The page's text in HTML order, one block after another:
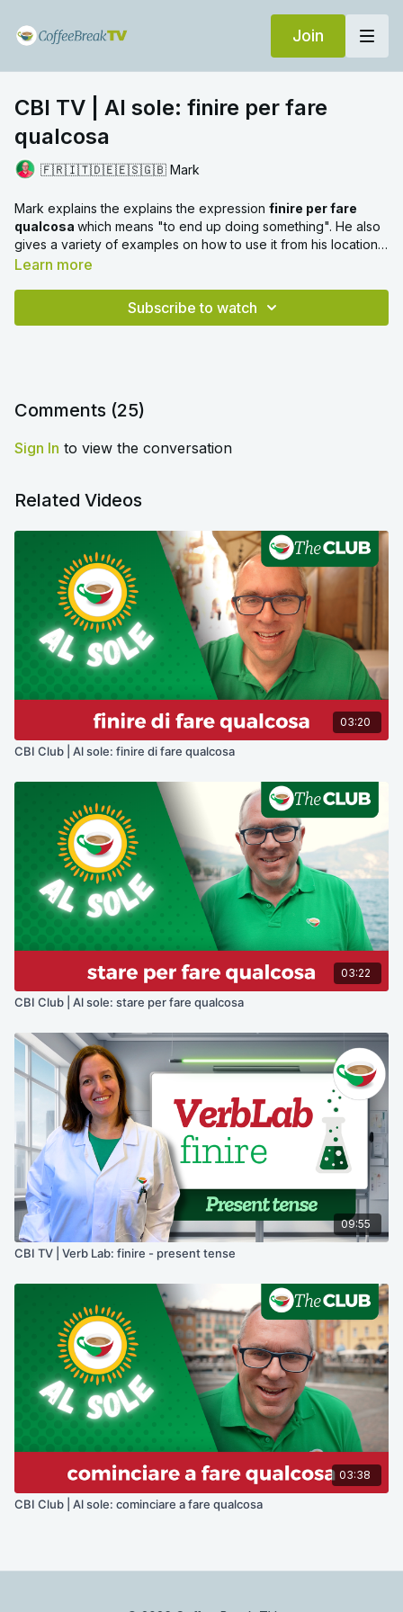
Join
CBI TV | Al sole: finire per fare
qualcosa
🇫🇷🇮🇹🇩🇪🇪🇸🇬🇧 Mark
Mark explains the explains the expression finire per fare
qualcosa which means "to end up doing something". He also
gives a variety of examples on how to use it from his location
in Trieste.
Learn more
Subscribe to watch
Comments (25)
Sign In to view the conversation
Related Videos
03:20
CBI Club | Al sole: finire di fare qualcosa
03:22
CBI Club | Al sole: stare per fare qualcosa
09:55
CBI TV | Verb Lab: finire - present tense
03:38
CBI Club | Al sole: cominciare a fare qualcosa